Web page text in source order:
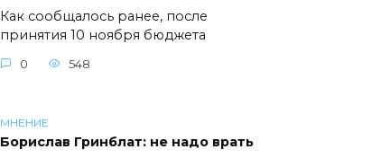
Как сообщалось ранее, после
принятия 10 ноября бюджета
0 548
МНЕНИЕ
Борислав Гринблат: не надо врать